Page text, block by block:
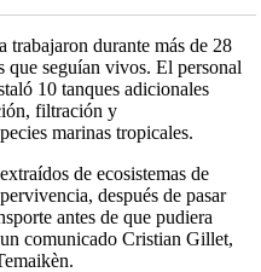
trabajaron durante más de 28
que seguían vivos. El personal
10 tanques adicionales
filtración y
marinas tropicales.
de ecosistemas de
después de pasar
antes de que pudiera
comunicado Cristian Gillet,